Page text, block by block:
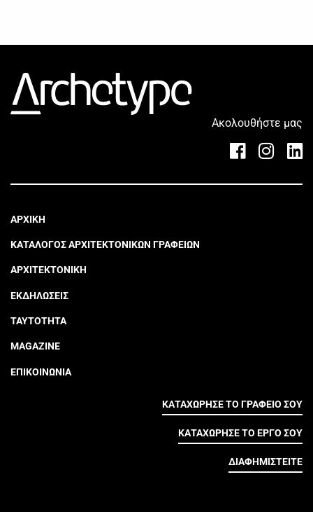
Ακολουθήστε μας
ΑΡΧΙΚΗ
ΚΑΤΑΛΟΓΟΣ ΑΡΧΙΤΕΚΤΟΝΙΚΩΝ ΓΡΑΦΕΙΩΝ
ΑΡΧΙΤΕΚΤΟΝΙΚΗ
ΕΚΔΗΛΩΣΕΙΣ
ΤΑΥΤΟΤΗΤΑ
MAGAZINE
ΕΠΙΚΟΙΝΩΝΙΑ
ΚΑΤΑΧΩΡΗΣΕ ΤΟ ΓΡΑΦΕΙΟ ΣΟΥ
ΚΑΤΑΧΩΡΗΣΕ ΤΟ ΕΡΓΟ ΣΟΥ
ΔΙΑΦΗΜΙΣΤΕΙΤΕ